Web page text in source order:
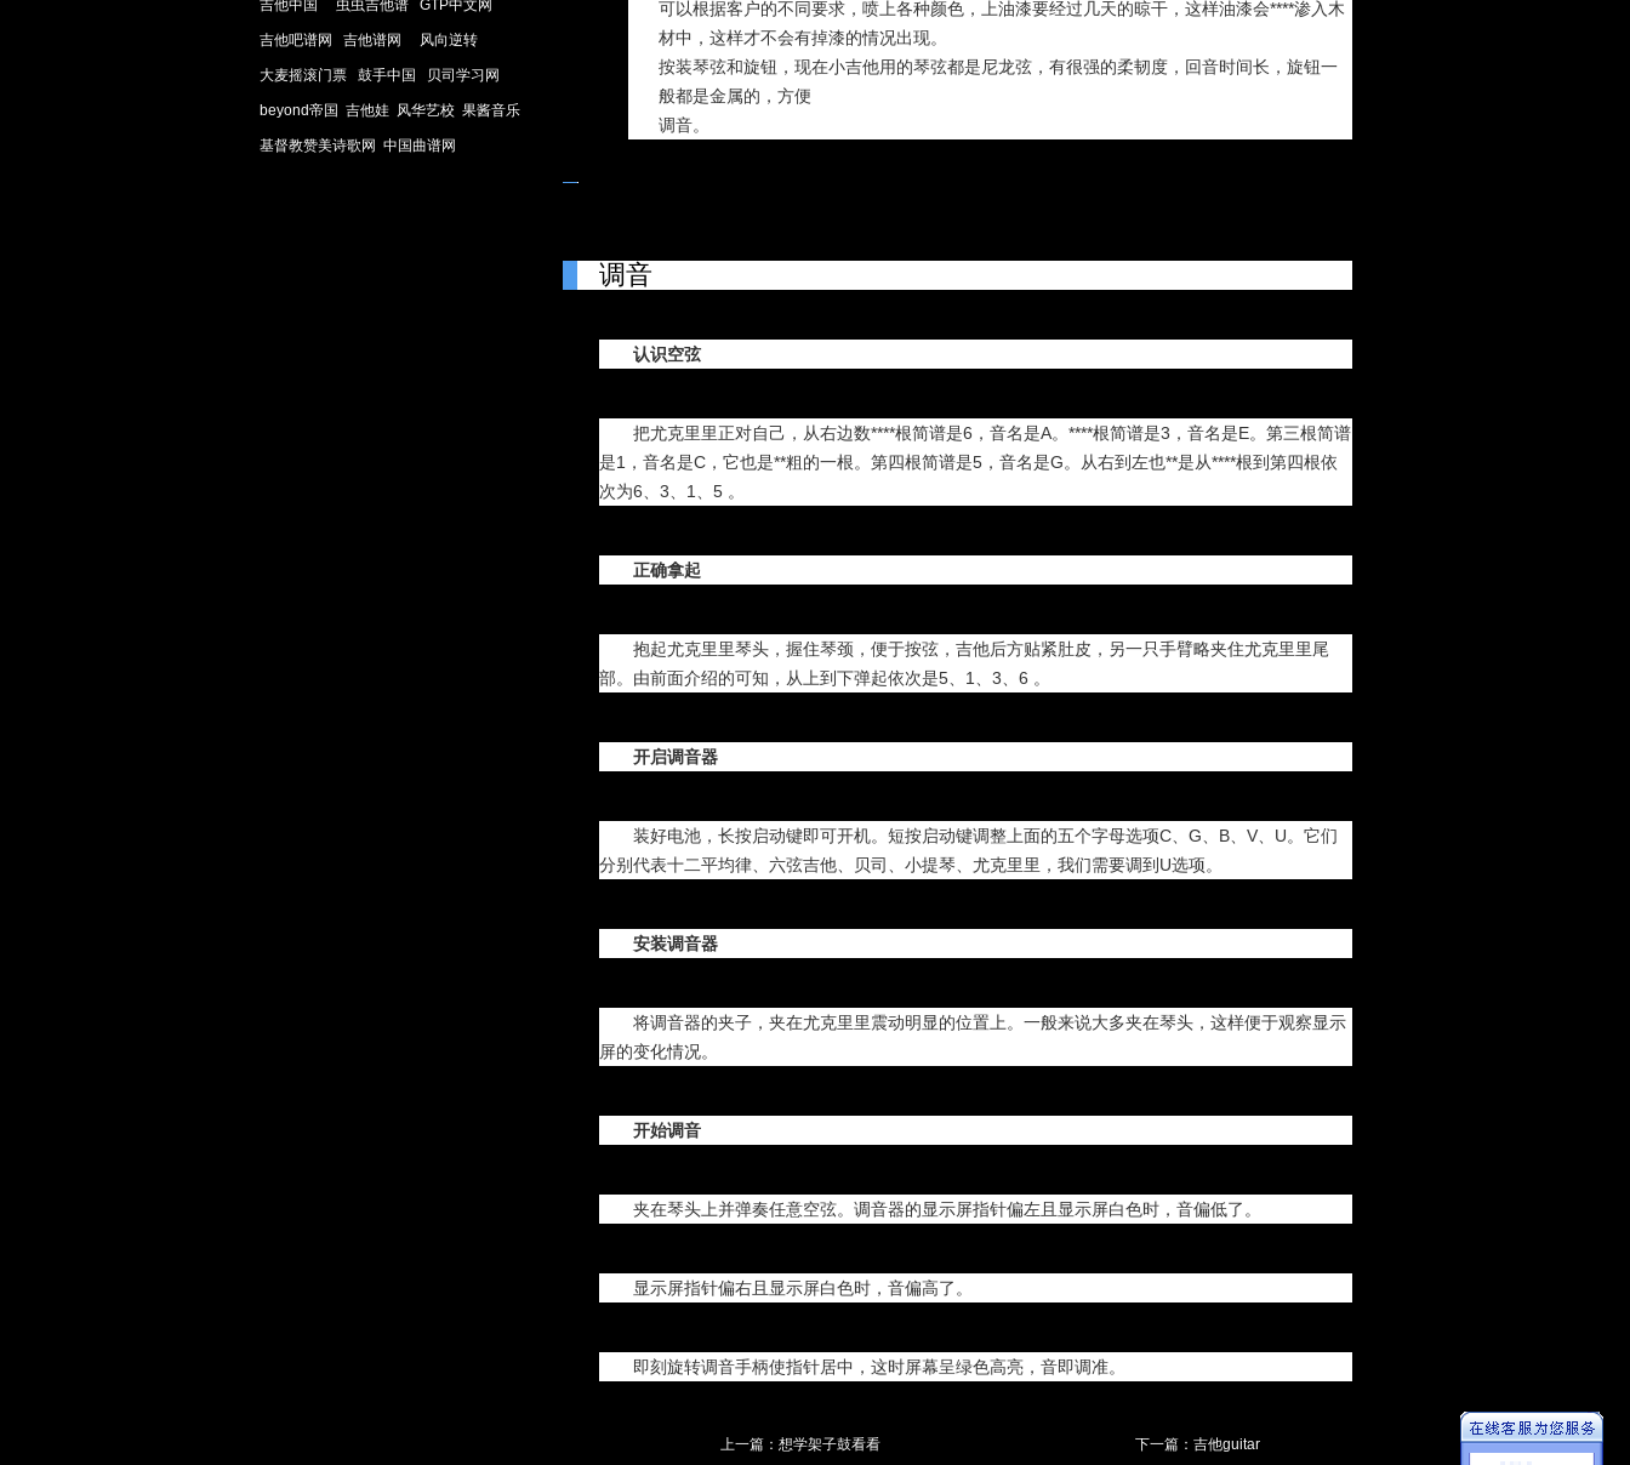
吉他中国 虫虫吉他谱 GTP中文网
吉他吧谱网 吉他谱网 风向逆转
大麦摇滚门票 鼓手中国 贝司学习网
beyond帝国 吉他娃 风华艺校 果酱音乐
基督教赞美诗歌网 中国曲谱网
可以根据客户的不同要求，喷上各种颜色，上油漆要经过几天的晾干，这样油漆会****渗入木
材中，这样才不会有掉漆的情况出现。
按装琴弦和旋钮，现在小吉他用的琴弦都是尼龙弦，有很强的柔韧度，回音时间长，旋钮一
般都是金属的，方便
调音。
调音
认识空弦
把尤克里里正对自己，从右边数****根简谱是6，音名是A。****根简谱是3，音名是E。第三根简谱
是1，音名是C，它也是**粗的一根。第四根简谱是5，音名是G。从右到左也**是从****根到第四根依
次为6、3、1、5 。
正确拿起
抱起尤克里里琴头，握住琴颈，便于按弦，吉他后方贴紧肚皮，另一只手臂略夹住尤克里里尾
部。由前面介绍的可知，从上到下弹起依次是5、1、3、6 。
开启调音器
装好电池，长按启动键即可开机。短按启动键调整上面的五个字母选项C、G、B、V、U。它们
分别代表十二平均律、六弦吉他、贝司、小提琴、尤克里里，我们需要调到U选项。
安装调音器
将调音器的夹子，夹在尤克里里震动明显的位置上。一般来说大多夹在琴头，这样便于观察显示
屏的变化情况。
开始调音
夹在琴头上并弹奏任意空弦。调音器的显示屏指针偏左且显示屏白色时，音偏低了。
显示屏指针偏右且显示屏白色时，音偏高了。
即刻旋转调音手柄使指针居中，这时屏幕呈绿色高亮，音即调准。
上一篇： 想学架子鼓看看 下一篇： 吉他guitar